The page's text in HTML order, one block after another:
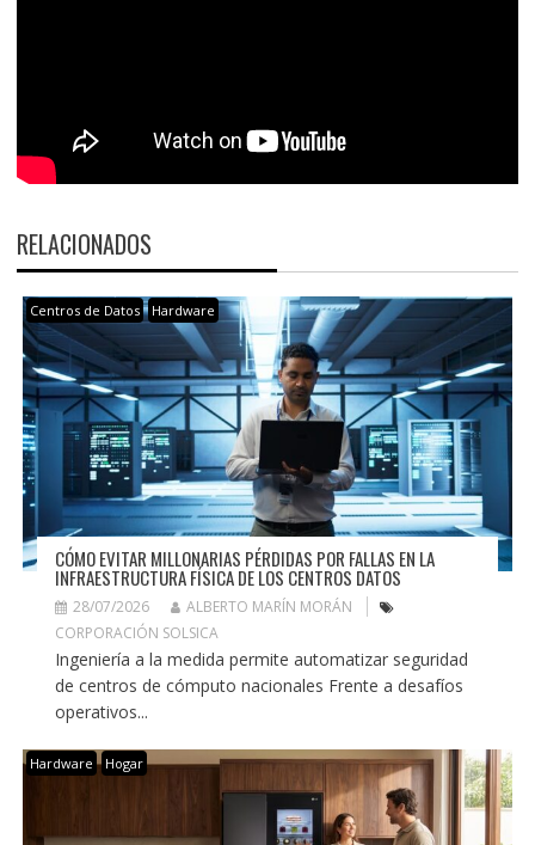
RELACIONADOS
Centros de Datos Hardware
CÓMO EVITAR MILLONARIAS PÉRDIDAS POR FALLAS EN LA
INFRAESTRUCTURA FÍSICA DE LOS CENTROS DATOS
28/07/2026
ALBERTO MARÍN MORÁN
CORPORACIÓN SOLSICA
Ingeniería a la medida permite automatizar seguridad
de centros de cómputo nacionales Frente a desafíos
operativos...
Hardware Hogar